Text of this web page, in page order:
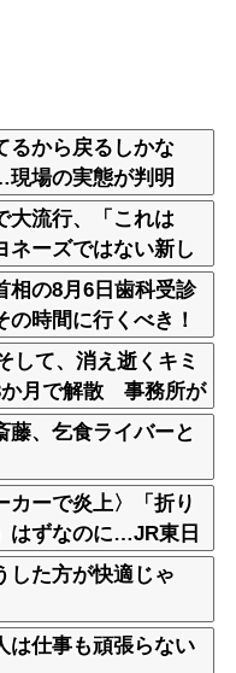
るから戻るしかな
場の実態が判明
大流行、「これは
ネーズではない新し
相の8月6日歯科受診
時間に行くべき！
して、消え逝くキミ
か月で解散 事務所が
藤、乞食ライバーと
カーで炎上〉「折り
はずなのに…JR東日
した方が快適じゃ
は仕事も頑張らない